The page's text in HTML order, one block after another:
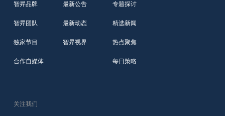
智昇品牌
智昇团队
独家节目
合作自媒体
最新公告
最新动态
智昇视界
专题探讨
精选新闻
热点聚焦
每日策略
关注我们